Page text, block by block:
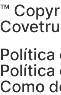
™
Política
Política
Como